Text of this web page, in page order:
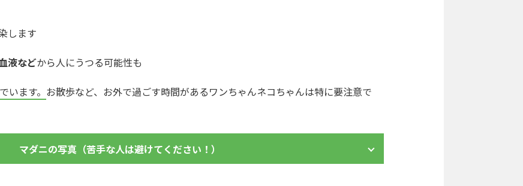
します
液などから人にうつる可能性も
います。 お散歩など、お外で過ごす時間があるワンちゃんネコちゃんは特に要注意で
マダニの写真（苦手な人は避けてください！）